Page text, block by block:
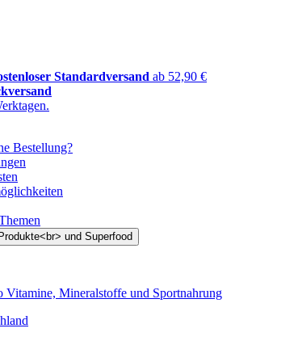
Standardversand ab 52,90 €
Bestellung?
Vitamine, Mineralstoffe und Sportnahrung